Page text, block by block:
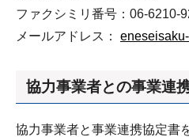
ファクシミリ番号：06-6210-
メールアドレス：
協力事業者との事業連
協力事業者と事業連携協定書